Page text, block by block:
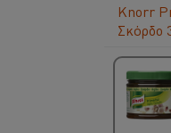
Knorr
Σκόρδο